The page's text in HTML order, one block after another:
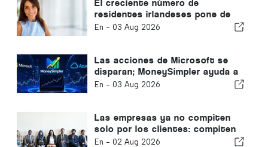
El creciente número de
residentes irlandeses pone de
relieve la transformación del
En - 03 Aug 2026
Las acciones de Microsoft se
disparan; MoneySimpler ayuda a
los inversores a generar
En - 03 Aug 2026
Las empresas ya no compiten
solo por los clientes: compiten
por el talento.
En - 02 Aug 2026